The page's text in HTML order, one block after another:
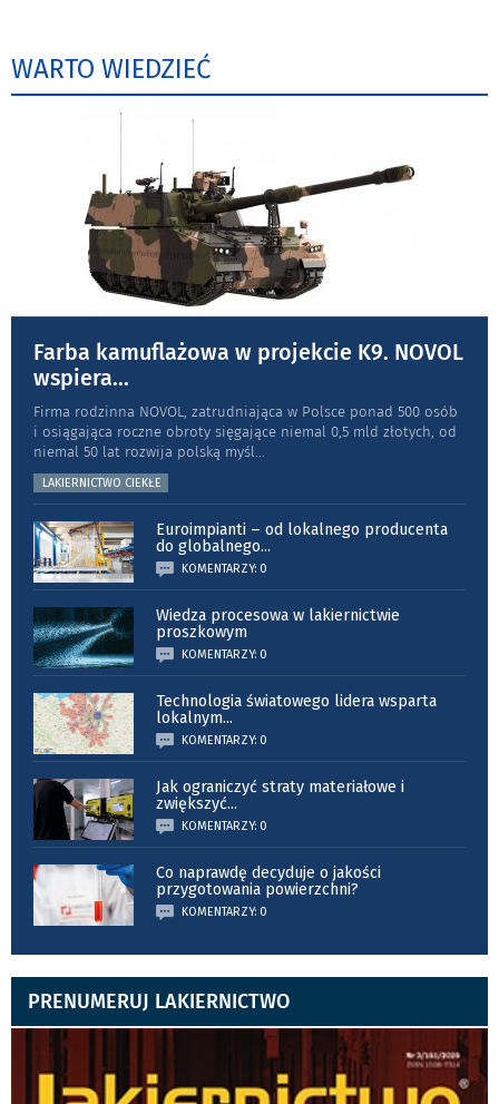
WARTO WIEDZIEĆ
Farba kamuflażowa w projekcie K9. NOVOL
wspiera...
Firma rodzinna NOVOL, zatrudniająca w Polsce ponad 500 osób
i osiągająca roczne obroty sięgające niemal 0,5 mld złotych, od
niemal 50 lat rozwija polską myśl...
LAKIERNICTWO CIEKŁE
Euroimpianti – od lokalnego producenta
do globalnego...
KOMENTARZY: 0
Wiedza procesowa w lakiernictwie
proszkowym
KOMENTARZY: 0
Technologia światowego lidera wsparta
lokalnym...
KOMENTARZY: 0
Jak ograniczyć straty materiałowe i
zwiększyć...
KOMENTARZY: 0
Co naprawdę decyduje o jakości
przygotowania powierzchni?
KOMENTARZY: 0
PRENUMERUJ LAKIERNICTWO